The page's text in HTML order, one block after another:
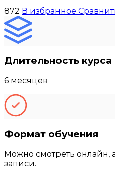
872 В избранное
Длительность курса
6 месяцев
Формат обучения
Можно смотреть онлайн,
записи.